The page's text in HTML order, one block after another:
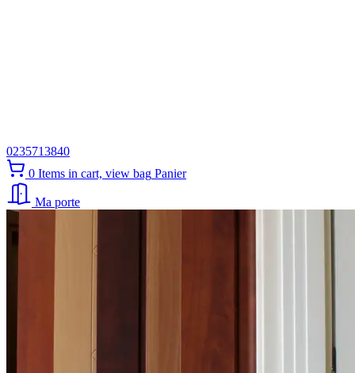
0235713840
0 Items in cart, view bag Panier
Ma porte